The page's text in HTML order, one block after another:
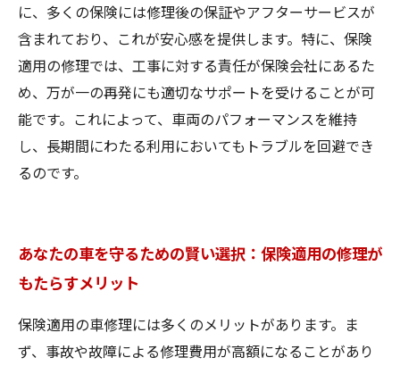
に、多くの保険には修理後の保証やアフターサービスが
含まれており、これが安心感を提供します。特に、保険
適用の修理では、工事に対する責任が保険会社にあるた
め、万が一の再発にも適切なサポートを受けることが可
能です。これによって、車両のパフォーマンスを維持
し、長期間にわたる利用においてもトラブルを回避でき
るのです。
あなたの車を守るための賢い選択：保険適用の修理が
もたらすメリット
保険適用の車修理には多くのメリットがあります。ま
ず、事故や故障による修理費用が高額になることがあり